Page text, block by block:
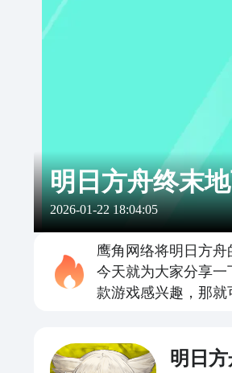
明日方舟终末
2026-01-22 18:04:05
鹰角网络将明日方
今天就为大家分享
款游戏感兴趣，那就
明日